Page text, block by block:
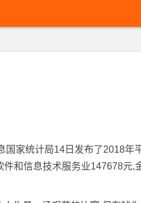
家统计局14日发布了2018
和信息技术服务业147678